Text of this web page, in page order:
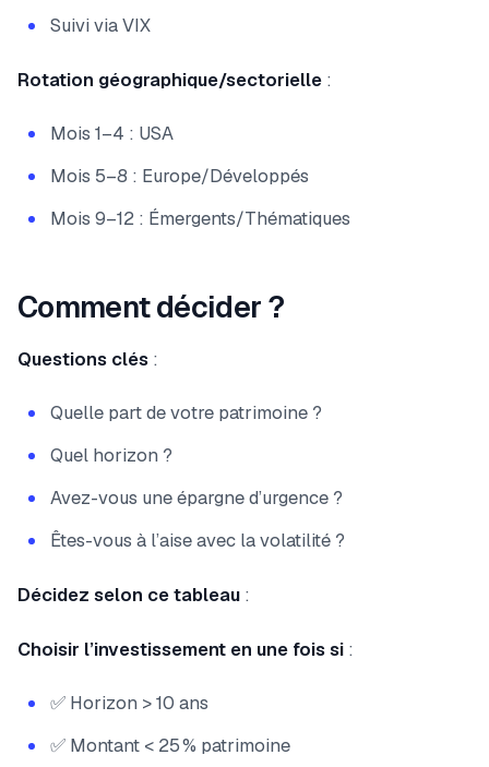
Suivi via VIX
Rotation géographique/sectorielle :
Mois 1–4 : USA
Mois 5–8 : Europe/Développés
Mois 9–12 : Émergents/Thématiques
Comment décider ?
Questions clés :
Quelle part de votre patrimoine ?
Quel horizon ?
Avez-vous une épargne d’urgence ?
Êtes-vous à l’aise avec la volatilité ?
Décidez selon ce tableau :
Choisir l’investissement en une fois si :
✅ Horizon > 10 ans
✅ Montant < 25 % patrimoine